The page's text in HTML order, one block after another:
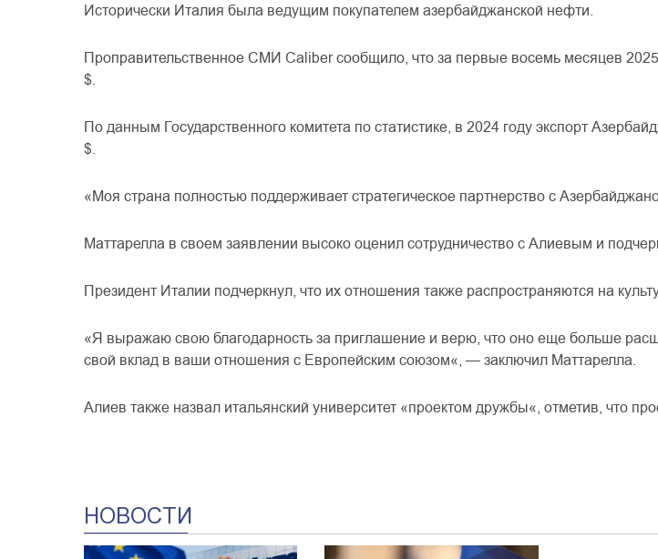
Исторически Италия была ведущим покупателем азербайджанской нефти.
ПроправительственноеСМИ Caliberсообщило, чтоза первые восемь месяцев 2025
$.
Поданным Государственного комитета постатистике, в 2024 годуэкспорт
$.
«Моя страна полностью поддерживаетстратегическое партнерствос
Маттарелла в своем заявлении высокооценилсотрудничествосАлиевым и
Президент Италии подчеркнул, что ихотношения также распространяются на
«Я выражаюсвоюблагодарностьза приглашение и верю, чтооноещебольше
свой вклад в ваши отношения с Европейским союзом«, —заключил Маттарелла.
Алиев также назвал итальянский университет «проектом дружбы«, отметив, что
НОВОСТИ